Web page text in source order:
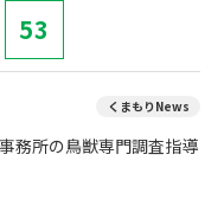
53
くまもりNews
務所の鳥獣専門調査指導